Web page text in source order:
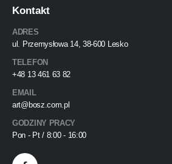
Kontakt
ADRES
ul. Przemysłowa 14, 38-600 Lesko
TELEFON
+48 13 461 63 82
EMAIL
art@bosz.com.pl
GODZINY PRACY
Pon - Pt / 8:00 - 16:00